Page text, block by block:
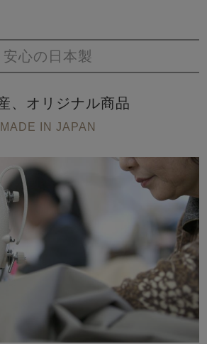
安心の日本製
、オリジナル商品
MADE IN JAPAN